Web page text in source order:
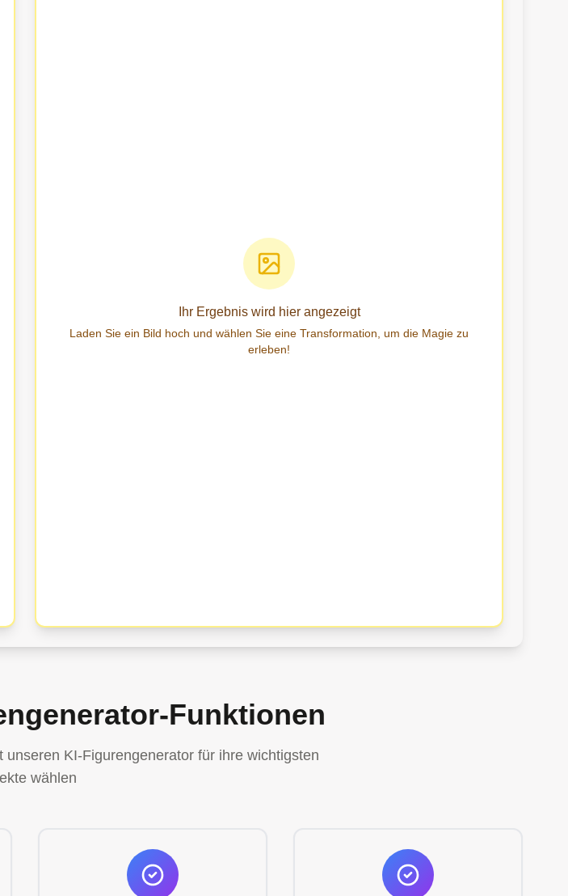
Ihr Ergebnis wird hier angezeigt
Laden Sie ein Bild hoch und wählen Sie eine Transformation, um die Magie zu
erleben!
Funktionen
KI-Figurengenerator für ihre wichtigsten
wählen